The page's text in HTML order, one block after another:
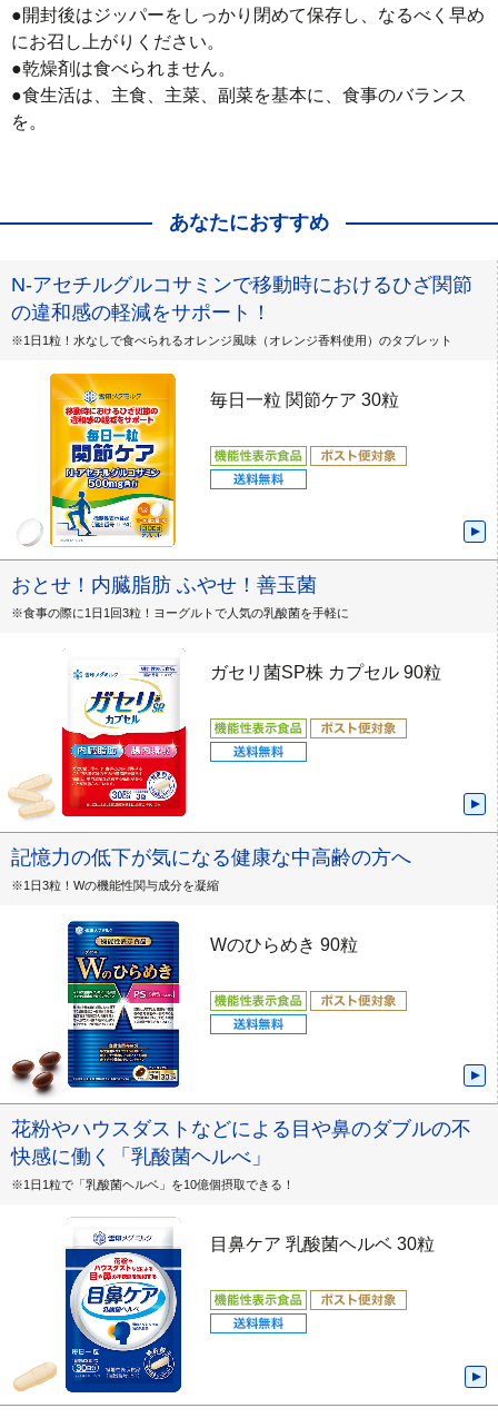
●開封後はジッパーをしっかり閉めて保存し、なるべく早め
にお召し上がりください。
●乾燥剤は食べられません。
●食生活は、主食、主菜、副菜を基本に、食事のバランス
を。
あなたにおすすめ
N-アセチルグルコサミンで移動時におけるひざ関節
の違和感の軽減をサポート！
※1日1粒！水なしで食べられるオレンジ風味（オレンジ香料使用）のタブレット
毎日一粒 関節ケア 30粒
おとせ！内臓脂肪 ふやせ！善玉菌
※食事の際に1日1回3粒！ヨーグルトで人気の乳酸菌を手軽に
ガセリ菌SP株 カプセル 90粒
記憶力の低下が気になる健康な中高齢の方へ
※1日3粒！Wの機能性関与成分を凝縮
Wのひらめき 90粒
花粉やハウスダストなどによる目や鼻のダブルの不
快感に働く「乳酸菌ヘルべ」
※1日1粒で「乳酸菌ヘルベ」を10億個摂取できる！
目鼻ケア 乳酸菌ヘルベ 30粒